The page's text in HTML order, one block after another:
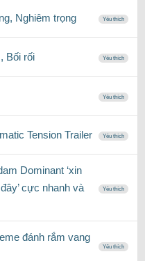
Nghiêm trọng Yêu thích
Bối rối Yêu thích
Yêu thích
Tension Trailer Yêu thích
Dominant ‘xin
cực nhanh và
Yêu thích
đánh rắm vang
Yêu thích